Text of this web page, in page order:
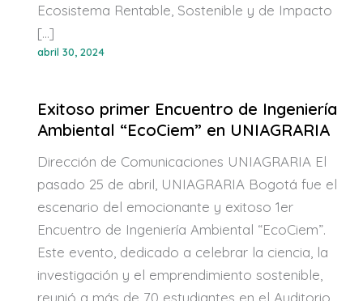
Ecosistema Rentable, Sostenible y de Impacto
[…]
abril 30, 2024
Exitoso primer Encuentro de Ingeniería
Ambiental “EcoCiem” en UNIAGRARIA
Dirección de Comunicaciones UNIAGRARIA El
pasado 25 de abril, UNIAGRARIA Bogotá fue el
escenario del emocionante y exitoso 1er
Encuentro de Ingeniería Ambiental “EcoCiem”.
Este evento, dedicado a celebrar la ciencia, la
investigación y el emprendimiento sostenible,